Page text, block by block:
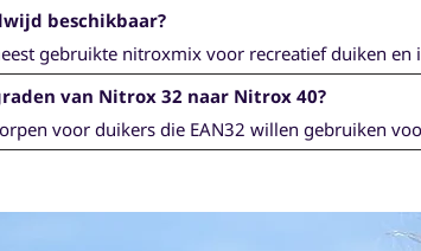
aan duiken tijdens je vakantie
aankomen
duiken op Nitrox
niet in een leslokaal doorbrengen
beschikbaar?
gebruikte nitroxmix voor recreatief duiken
en liveaboards wereldwijd.
van Nitrox 32 naar Nitrox 40?
voor duikers die EAN32 willen gebruiken
gecertificeerde duikers toe om te upgraden
praktische toepassingen en het eindexamen